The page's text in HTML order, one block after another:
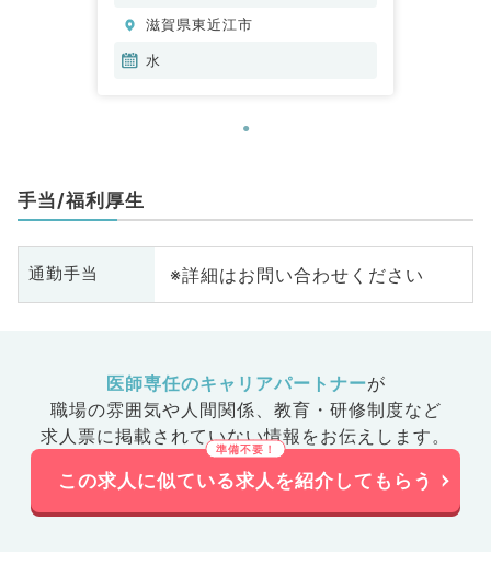
滋賀県東近江市
水
手当/福利厚生
通勤手当 ※詳細はお問い合わせください
医師専任のキャリアパートナーが
職場の雰囲気や人間関係、 教育・研修制度など
求人票に掲載されていない情報をお伝えします。
この求人に似ている求人を紹介してもらう